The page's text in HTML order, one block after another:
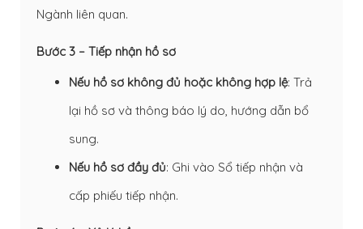
Ngành liên quan.
Bước 3 – Tiếp nhận hồ sơ
Nếu hồ sơ không đủ hoặc không hợp lệ: Trả
lại hồ sơ và thông báo lý do, hướng dẫn bổ
sung.
Nếu hồ sơ đầy đủ: Ghi vào Sổ tiếp nhận và
cấp phiếu tiếp nhận.